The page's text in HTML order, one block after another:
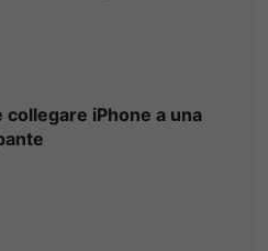
collegare iPhone a una